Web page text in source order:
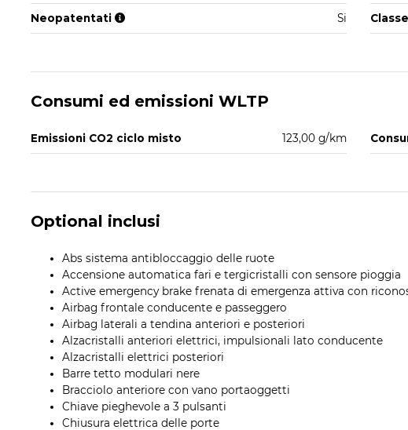
Neopatentati Si
Consumi ed emissioni WLTP
Emissioni CO2 ciclo misto 123,00 g/km
Optional inclusi
Abs sistema antibloccaggio delle ruote
Accensione automatica fari e tergicristalli con sensore pioggia
Active emergency brake frenata di emergenza attiva con
Airbag frontale conducente e passeggero
Airbag laterali a tendina anteriori e posteriori
Alzacristalli anteriori elettrici, impulsionali lato conducente
Alzacristalli elettrici posteriori
Barre tetto modulari nere
Bracciolo anteriore con vano portaoggetti
Chiave pieghevole a 3 pulsanti
Chiusura elettrica delle porte